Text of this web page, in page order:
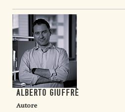
ALBERTO GIUFFRÈ
Autore